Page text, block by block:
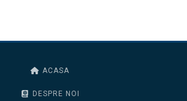
ACASA
DESPRE NOI